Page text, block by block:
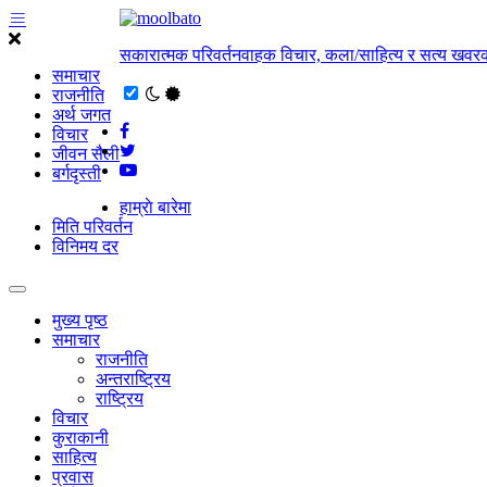
समाचार
राजनीति
अर्थ जगत
विचार
जीवन सैली
बर्गदृस्ती
सकारात्मक परिवर्तनवाहक विचार, कला/साहित्य र सत्य
हाम्राे बारेमा
मिति परिवर्तन
विनिमय दर
मुख्य पृष्ठ
समाचार
राजनीति
अन्तराष्ट्रिय
राष्ट्रिय
विचार
कुराकानी
साहित्य
प्रवास